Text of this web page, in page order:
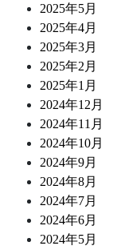
2025年5月
2025年4月
2025年3月
2025年2月
2025年1月
2024年12月
2024年11月
2024年10月
2024年9月
2024年8月
2024年7月
2024年6月
2024年5月